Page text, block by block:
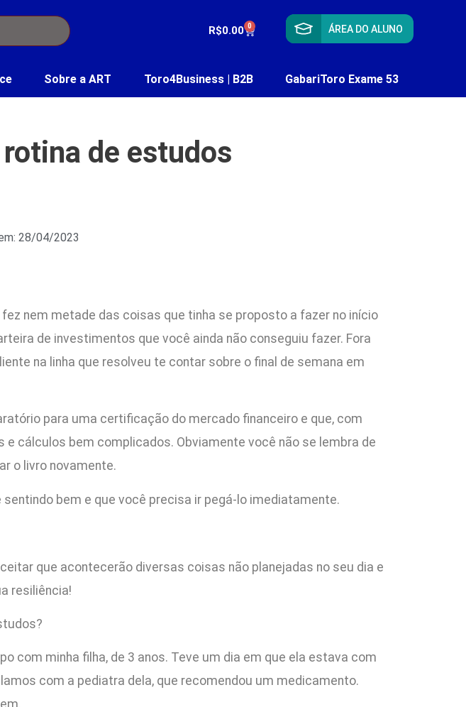
R$0.00 0 ÁREA DO ALUNO
Sobre a ART Toro4Business | B2B GabariToro Exame 53
de estudos
28/04/2023
nem metade das coisas que tinha se proposto a fazer no início
de investimentos que você ainda não conseguiu fazer. Fora
na linha que resolveu te contar sobre o final de semana em
para uma certificação do mercado financeiro e que, com
cálculos bem complicados. Obviamente você não se lembra de
o livro novamente.
bem e que você precisa ir pegá-lo imediatamente.
que acontecerão diversas coisas não planejadas no seu dia e
resiliência!
com minha filha, de 3 anos. Teve um dia em que ela estava com
com a pediatra dela, que recomendou um medicamento.